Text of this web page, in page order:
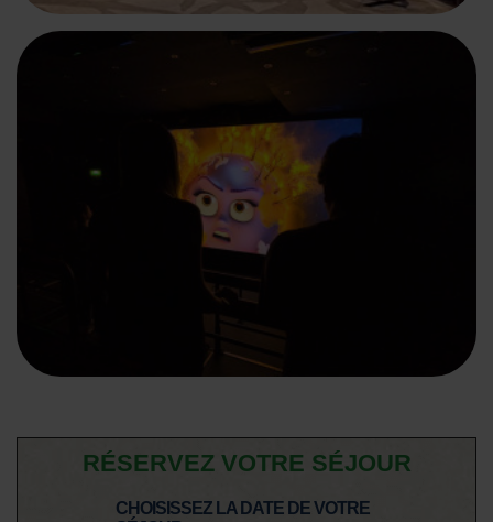
RÉSERVEZ VOTRE SÉJOUR
CHOISISSEZ LA DATE DE VOTRE